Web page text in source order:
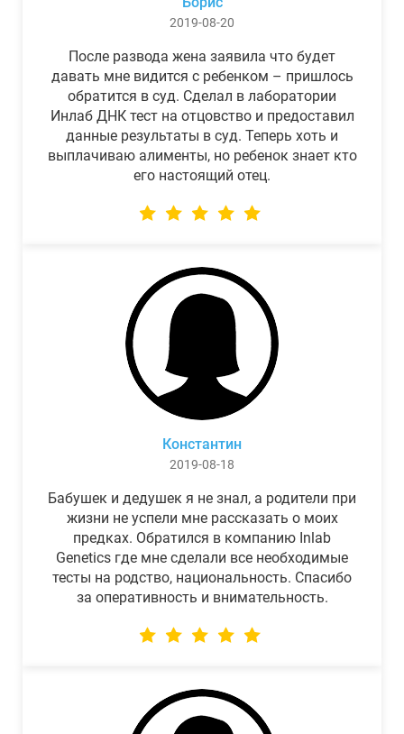
2019-08-20
После развода жена заявила что будет
давать мне видится с ребенком – пришлось
обратится в суд. Сделал в лаборатории
Инлаб ДНК тест на отцовство и предоставил
данные результаты в суд. Теперь хоть и
выплачиваю алименты, но ребенок знает кто
его настоящий отец.
Константин
2019-08-18
Бабушек и дедушек я не знал, а родители при
жизни не успели мне рассказать о моих
предках. Обратился в компанию Inlab
Genetics где мне сделали все необходимые
тесты на родство, национальность. Спасибо
за оперативность и внимательность.